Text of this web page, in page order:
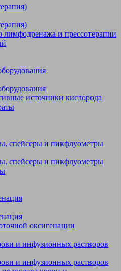
лимфодренажа и прессотерапии
источники кислорода
спейсеры и пикфлуометры
спейсеры и пикфлуометры
оксигенации
и инфузионных растворов
и инфузионных растворов